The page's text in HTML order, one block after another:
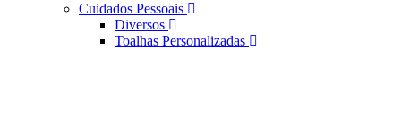
Cuidados Pessoais
Diversos
Toalhas Personalizadas